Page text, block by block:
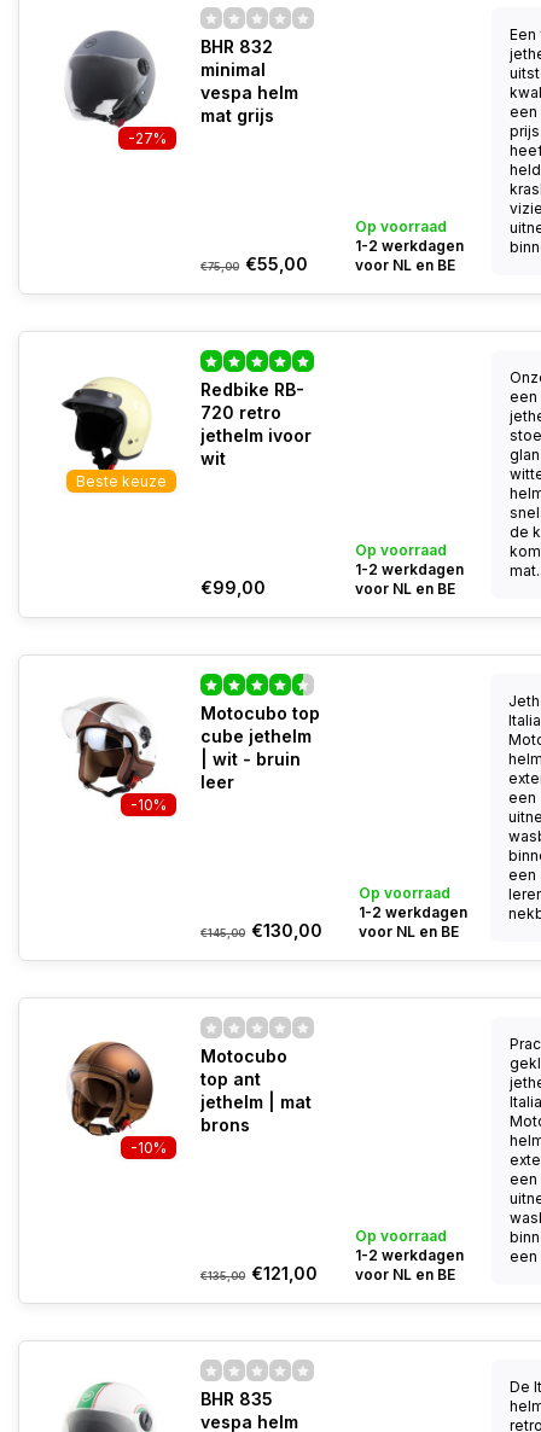
-27%
BHR 832
minimal
vespa helm
mat grijs
€75,00 €55,00
Op voorraad
1-2 werkdagen
voor NL en BE
Een
een
Beste keuze
Redbike RB-
720 retro
jethelm ivoor
wit
€99,00
Op voorraad
1-2 werkdagen
voor NL en BE
een
de
-10%
Motocubo top
cube jethelm
| wit - bruin
leer
€145,00 €130,00
Op voorraad
1-2 werkdagen
voor NL en BE
een
een
-10%
Motocubo
top ant
jethelm | mat
brons
€135,00 €121,00
Op voorraad
1-2 werkdagen
voor NL en BE
een
een
BHR 835
vespa helm
De